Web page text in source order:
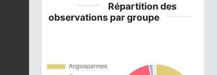
Répartition des
observations par groupe